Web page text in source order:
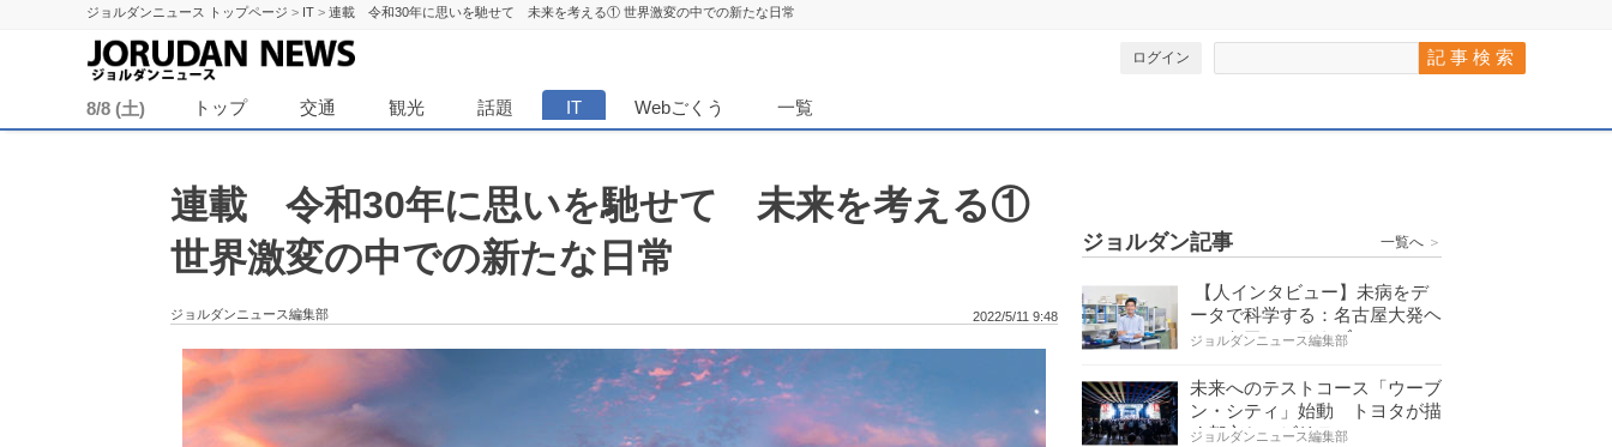
ジョルダンニュース トップページ > IT > 連載 令和30年に思いを馳せて 未来を考える① 世界激変の中での新たな日常
ログイン
8/8 (土) トップ 交通 観光 話題 IT Webごくう 一覧
連載 令和30年に思いを馳せて 未来を考える①
世界激変の中での新たな日常
2022/5/11 9:48
ジョルダンニュース編集部
ジョルダン記事 一覧へ ＞
【人インタビュー】未病をデ
ータで科学する：名古屋大発ヘ
ルスケアシステムズの…
ジョルダンニュース編集部
未来へのテストコース「ウーブ
ン・シティ」始動 トヨタが描
く都市とモビリティの…
ジョルダンニュース編集部